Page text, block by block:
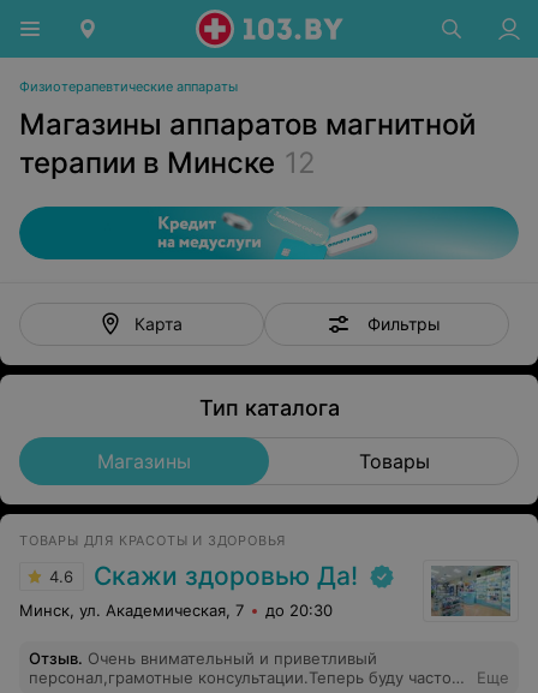
Физиотерапевтические аппараты
Магазины аппаратов магнитной
терапии в Минске 12
Карта Фильтры
Тип каталога
Магазины Товары
ТОВАРЫ ДЛЯ КРАСОТЫ И ЗДОРОВЬЯ
4.6 Скажи здоровью Да!
Минск, ул. Академическая, 7 до 20:30
Отзыв. Очень внимательный и приветливый
персонал,грамотные консультации.Теперь буду часто
Еще